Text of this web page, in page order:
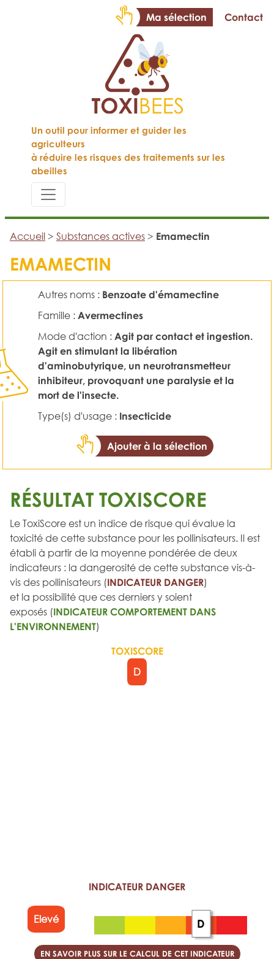
Ma sélection Contact
Un outil pour informer et guider les
agriculteurs
à réduire les risques des traitements sur les
abeilles
Accueil > Substances actives > Emamectin
EMAMECTIN
Autres noms : Benzoate d'émamectine
Famille : Avermectines
Mode d'action : Agit par contact et ingestion.
Agit en stimulant la libération
d'aminobutyrique, un neurotransmetteur
inhibiteur, provoquant une paralysie et la
mort de l'insecte.
Type(s) d'usage : Insecticide
Ajouter à la sélection
RÉSULTAT TOXISCORE
Le ToxiScore est un indice de risque qui évalue la
toxicité de cette substance pour les pollinisateurs. Il est
établi à partir de la moyenne pondérée de deux
indicateurs : la dangerosité de cette substance vis-à-
vis des pollinisateurs (INDICATEUR DANGER)
et la possibilité que ces derniers y soient
exposés (INDICATEUR COMPORTEMENT DANS
L'ENVIRONNEMENT)
TOXISCORE
D
INDICATEUR DANGER
Elevé D
EN SAVOIR PLUS SUR LE CALCUL DE CET INDICATEUR